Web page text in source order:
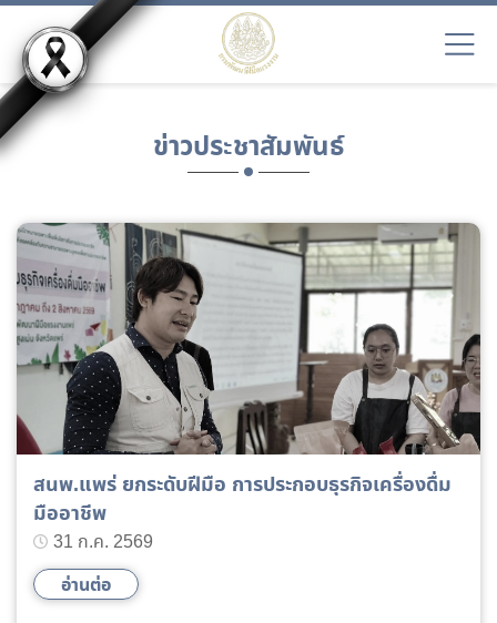
ข่าวประชาสัมพันธ์
สนพ.แพร่ ยกระดับฝีมือ การประกอบธุรกิจเครื่องดื่ม
มืออาชีพ
31 ก.ค. 2569
อ่านต่อ